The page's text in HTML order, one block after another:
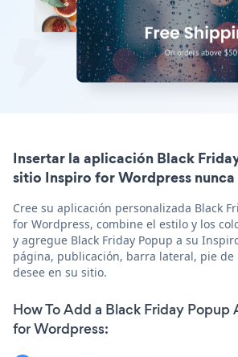
Insertar la aplicación Black
sitio Inspiro for Wordpress
Cree su aplicación personalizada Black
for Wordpress, combine el estilo y los
y agregue Black Friday Popup a su
página, publicación, barra lateral, pie de
desee en su sitio.
How To Add a Black Friday Popup
for Wordpress: